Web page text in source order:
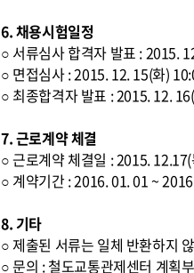
6. 채용시험일정
○ 서류심사 합격자 발표 : 2015.
○ 면접심사 : 2015. 12. 15(화)
○ 최종합격자 발표 : 2015. 12.
7. 근로계약 체결
○ 근로계약 체결일 : 2015.
○ 계약기간 : 2016. 01. 01 ~
8. 기타
○ 제출된 서류는 일체 반환하지
○ 문의 : 철도교통관제센터 계획